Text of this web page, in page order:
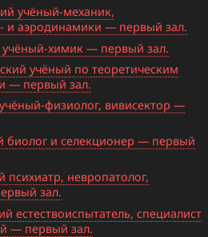
учёный-механик,
и аэродинамики — первый зал.
учёный-химик — первый зал.
учёный по теоретическим
— первый зал.
физиолог, вивисектор —
биолог и селекционер — первый
психиатр, невропатолог,
зал.
естествоиспытатель, специалист
— первый зал.